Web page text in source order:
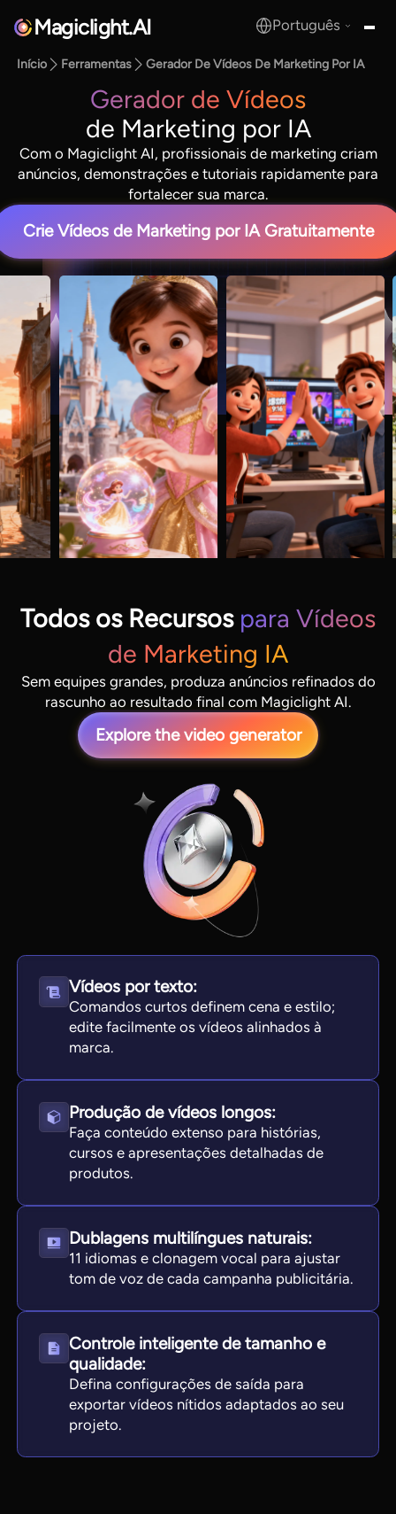
Magiclight.AI Português
Início Ferramentas Gerador De Vídeos De Marketing Por IA
Gerador de Vídeos
de Marketing por IA
Com o Magiclight AI, profissionais de marketing criam
anúncios, demonstrações e tutoriais rapidamente para
fortalecer sua marca.
Crie Vídeos de Marketing por IA Gratuitamente
Todos os Recursos para Vídeos
de Marketing IA
Sem equipes grandes, produza anúncios refinados do
rascunho ao resultado final com Magiclight AI.
Explore the video generator
Vídeos por texto:
Comandos curtos definem cena e estilo;
edite facilmente os vídeos alinhados à
marca.
Produção de vídeos longos:
Faça conteúdo extenso para histórias,
cursos e apresentações detalhadas de
produtos.
Dublagens multilíngues naturais:
11 idiomas e clonagem vocal para ajustar
tom de voz de cada campanha publicitária.
Controle inteligente de tamanho e
qualidade:
Defina configurações de saída para
exportar vídeos nítidos adaptados ao seu
projeto.